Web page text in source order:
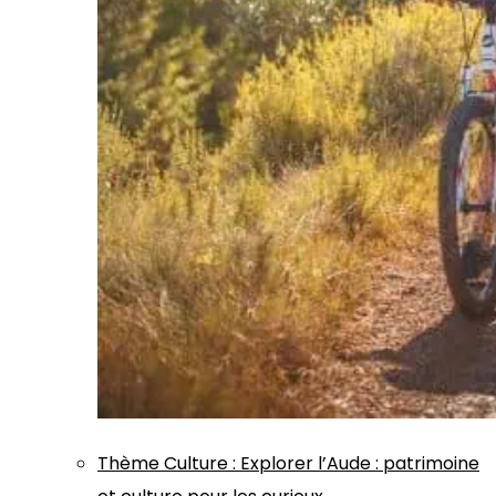
ThèmeCulture: Explorer l’Aude : patrimoine